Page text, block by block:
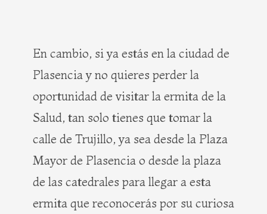
En cambio, si ya estás en la ciudad de
Plasencia y no quieres perder la
oportunidad de visitar la ermita de la
Salud, tan solo tienes que tomar la
calle de Trujillo, ya sea desde la Plaza
Mayor de Plasencia o desde la plaza
de las catedrales para llegar a esta
ermita que reconocerás por su curiosa